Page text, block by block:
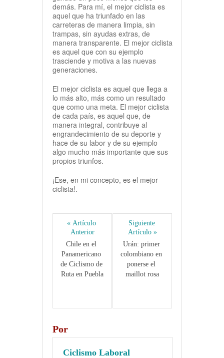
demás. Para mí, el mejor ciclista es
aquel que ha triunfado en las
carreteras de manera limpia, sin
trampas, sin ayudas extras, de
manera transparente. El mejor ciclista
es aquel que con su ejemplo
trasciende y motiva a las nuevas
generaciones.
El mejor ciclista es aquel que llega a
lo más alto, más como un resultado
que como una meta. El mejor ciclista
de cada país, es aquel que, de
manera integral, contribuye al
engrandecimiento de su deporte y
hace de su labor y de su ejemplo
algo mucho más importante que sus
propios triunfos.
¡Ese, en mi concepto, es el mejor
ciclista!.
« Artículo
Anterior
Chile en el
Panamericano
de Ciclismo de
Ruta en Puebla
Siguiente
Artículo »
Urán: primer
colombiano en
ponerse el
maillot rosa
Por
Ciclismo Laboral